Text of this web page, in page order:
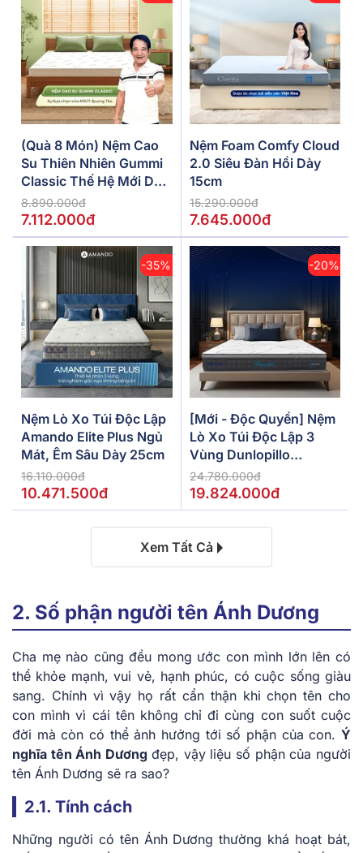
(Quà 8 Món) Nệm Cao
Su Thiên Nhiên Gummi
Classic Thế Hệ Mới Dày
5/10/15cm
8.890.000đ
7.112.000đ
Nệm Foam Comfy Cloud
2.0 Siêu Đàn Hồi Dày
15cm
15.290.000đ
7.645.000đ
-35%
Nệm Lò Xo Túi Độc Lập
Amando Elite Plus Ngủ
Mát, Êm Sâu Dày 25cm
16.110.000đ
10.471.500đ
-20%
[Mới - Độc Quyền] Nệm
Lò Xo Túi Độc Lập 3
Vùng Dunlopillo
De.Stress Powerful
24.780.000đ
19.824.000đ
Xem Tất Cả
2. Số phận người tên Ánh Dương
Cha mẹ nào cũng đều mong ước con mình lớn lên có
thể khỏe mạnh, vui vẻ, hạnh phúc, có cuộc sống giàu
sang. Chính vì vậy họ rất cẩn thận khi chọn tên cho
con mình vì cái tên không chỉ đi cùng con suốt cuộc
đời mà còn có thể ảnh hưởng tới số phận của con. Ý
nghĩa tên Ánh Dương đẹp, vậy liệu số phận của người
tên Ánh Dương sẽ ra sao?
2.1. Tính cách
Những người có tên Ánh Dương thường khá hoạt bát,